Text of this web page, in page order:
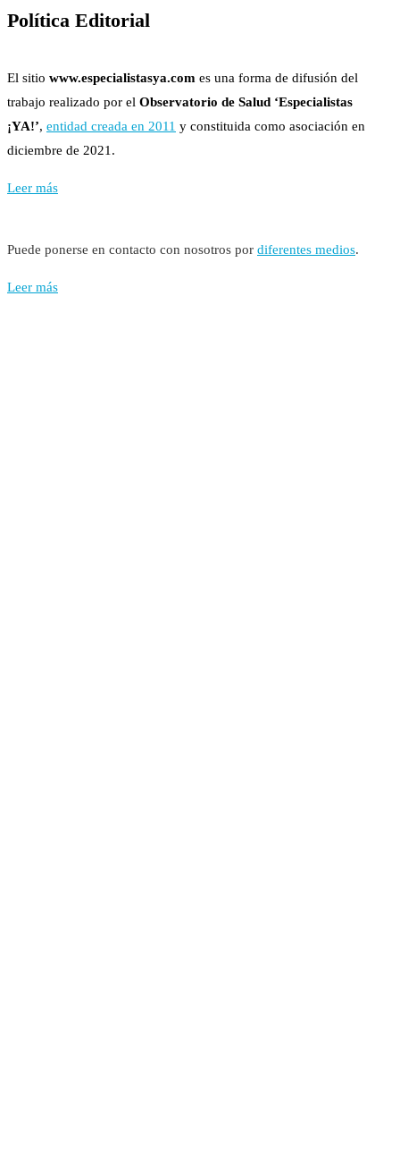
Política Editorial
El sitio www.especialistasya.com es una forma de difusión del
trabajo realizado por el Observatorio de Salud ‘Especialistas
¡YA!’, entidad creada en 2011 y constituida como asociación en
diciembre de 2021.
Leer más
Puede ponerse en contacto con nosotros por diferentes medios.
Leer más